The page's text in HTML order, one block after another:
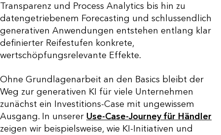
Transparenz und Process Analytics bis hin zu
datengetriebenem Forecasting und schlussendlich
generativen Anwendungen entstehen entlang klar
definierter Reifestufen konkrete,
wertschöpfungsrelevante Effekte.
Ohne Grundlagenarbeit an den Basics bleibt der
Weg zur generativen KI für viele Unternehmen
zunächst ein Investitions-Case mit ungewissem
Ausgang. In unserer Use-Case-Journey für Händler
zeigen wir beispielsweise, wie KI-Initiativen und